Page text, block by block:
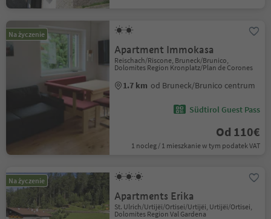
Na życzenie
Apartment Immokasa
Reischach/Riscone, Bruneck/Brunico,
Dolomites Region Kronplatz/Plan de Corones
1.7 km od Bruneck/Brunico centrum
Südtirol Guest Pass
Od 110€
1 nocleg / 1 mieszkanie w tym podatek VAT
Na życzenie
Apartments Erika
St. Ulrich/Urtijëi/Ortisei/Urtijëi, Urtijëi/Ortisei,
Dolomites Region Val Gardena